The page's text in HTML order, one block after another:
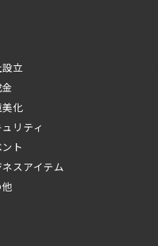
立
化
リティ
ト
スアイテム